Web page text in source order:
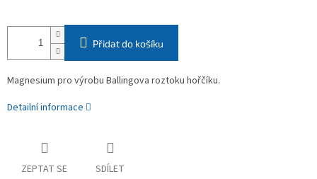
Přidat do košíku
Magnesium pro výrobu Ballingova roztoku hořčíku.
Detailní informace
ZEPTAT SE SDÍLET